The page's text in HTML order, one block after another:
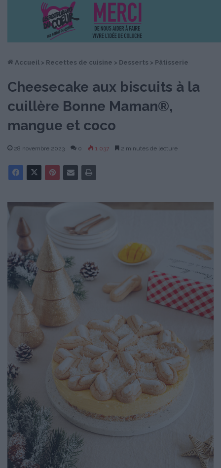
Accueil > Recettes de cuisine > Desserts > Pâtisserie
Cheesecake aux biscuits à la
cuillère Bonne Maman®,
mangue et coco
28 novembre 2023 0 1 037 2 minutes de lecture